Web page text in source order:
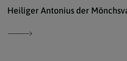
Heiliger Antonius der